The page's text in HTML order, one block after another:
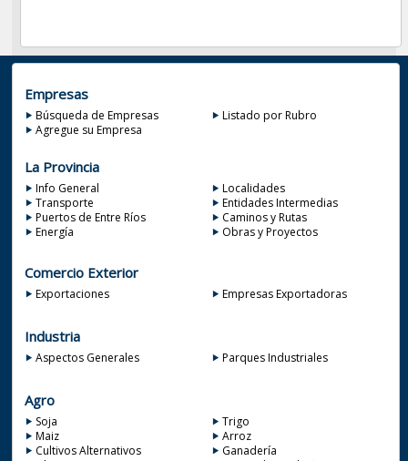
Empresas
Búsqueda de Empresas
Listado por Rubro
Agregue su Empresa
La Provincia
Info General
Localidades
Transporte
Entidades Intermedias
Puertos de Entre Ríos
Caminos y Rutas
Energía
Obras y Proyectos
Comercio Exterior
Exportaciones Empresas Exportadoras
Industria
Aspectos Generales Parques Industriales
Agro
Soja
Trigo
Maiz
Arroz
Cultivos Alternativos
Ganadería